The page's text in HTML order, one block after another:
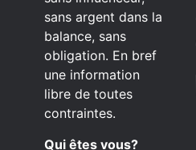
sans argent dans la
balance, sans
obligation. En bref
une information
libre de toutes
contraintes.
Qui êtes vous?